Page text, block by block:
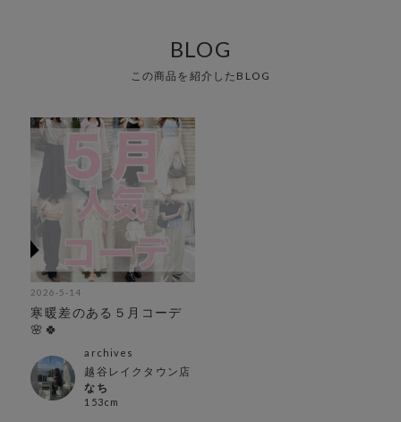
BLOG
この商品を紹介したBLOG
2026-5-14
寒暖差のある５月コーデ
🌸🍀
archives
越谷レイクタウン店
なち
153cm